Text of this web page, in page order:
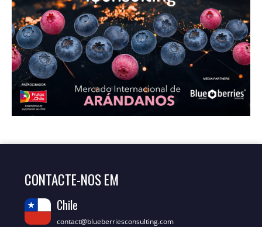
CONTACTE-NOS EM
Chile
contact@blueberriesconsulting.com